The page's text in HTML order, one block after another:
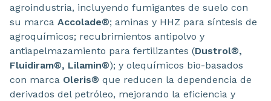
agroindustria, incluyendo fumigantes de suelo con
su marca Accolade®; aminas y HHZ para síntesis de
agroquímicos; recubrimientos antipolvo y
antiapelmazamiento para fertilizantes (Dustrol®,
Fluidiram®, Lilamin®); y olequímicos bio-basados
con marca Oleris® que reducen la dependencia de
derivados del petróleo, mejorando la eficiencia y